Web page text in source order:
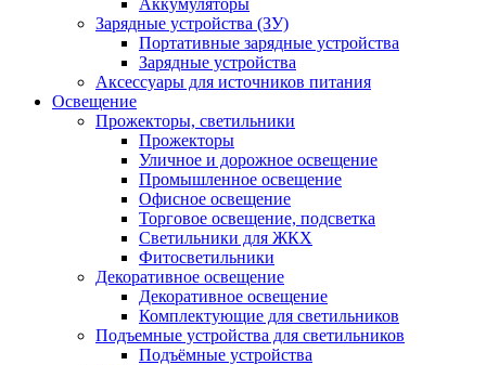
Зарядные устройства (ЗУ)
Портативные зарядные устройства
Зарядные устройства
Аксессуары для источников питания
Освещение
Прожекторы, светильники
Прожекторы
Уличное и дорожное освещение
Промышленное освещение
Офисное освещение
Торговое освещение, подсветка
Светильники для ЖКХ
Фитосветильники
Декоративное освещение
Декоративное освещение
Комплектующие для светильников
Подъемные устройства для светильников
Подъёмные устройства